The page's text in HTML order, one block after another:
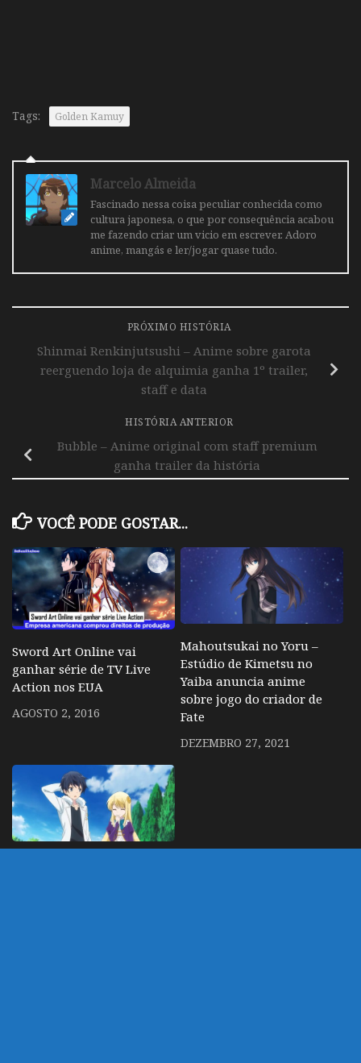
Tags: Golden Kamuy
Marcelo Almeida
Fascinado nessa coisa peculiar conhecida como
cultura japonesa, o que por consequência acabou
me fazendo criar um vicio em escrever. Adoro
anime, mangás e ler/jogar quase tudo.
PRÓXIMO HISTÓRIA
Shinmai Renkinjutsushi – Anime sobre garota
reerguendo loja de alquimia ganha 1º trailer,
staff e data
HISTÓRIA ANTERIOR
Bubble – Anime original com staff premium
ganha trailer da história
VOCÊ PODE GOSTAR...
Sword Art Online vai
ganhar série de TV Live
Action nos EUA
AGOSTO 2, 2016
Mahoutsukai no Yoru –
Estúdio de Kimetsu no
Yaiba anuncia anime
sobre jogo do criador de
Fate
DEZEMBRO 27, 2021